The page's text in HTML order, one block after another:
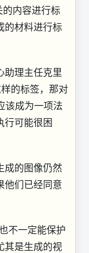
内容进行标
的材料进行标
助理主任克里
的标签，那对
该成为一项法
行可能很困
成的图像仍然
他们已经同意
不一定能保护
是生成的视